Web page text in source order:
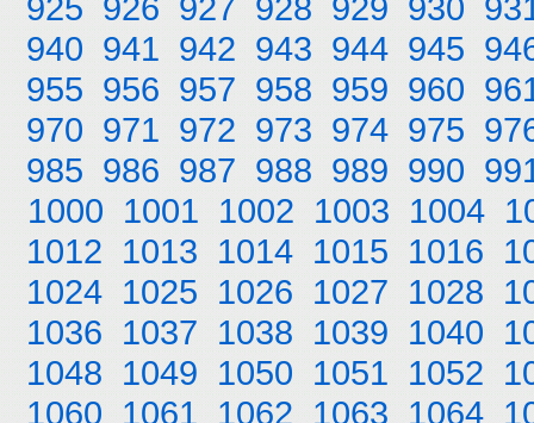
925 926 927 928 929 930
940 941 942 943 944 945
955 956 957 958 959 960
970 971 972 973 974 975
985 986 987 988 989 990
1000 1001 1002 1003 1004
1012 1013 1014 1015 1016
1024 1025 1026 1027 1028
1036 1037 1038 1039 1040
1048 1049 1050 1051 1052
1060 1061 1062 1063 1064